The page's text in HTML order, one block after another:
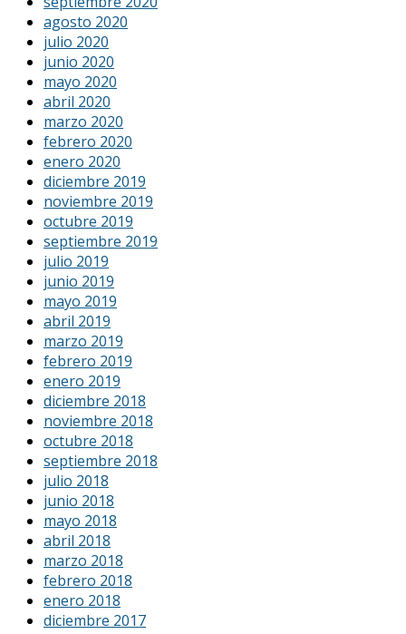
agosto 2020
julio 2020
junio 2020
mayo 2020
abril 2020
marzo 2020
febrero 2020
enero 2020
diciembre 2019
noviembre 2019
octubre 2019
septiembre 2019
julio 2019
junio 2019
mayo 2019
abril 2019
marzo 2019
febrero 2019
enero 2019
diciembre 2018
noviembre 2018
octubre 2018
septiembre 2018
julio 2018
junio 2018
mayo 2018
abril 2018
marzo 2018
febrero 2018
enero 2018
diciembre 2017